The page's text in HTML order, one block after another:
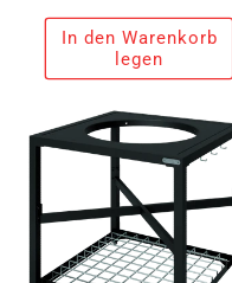
In den Warenkorb
legen